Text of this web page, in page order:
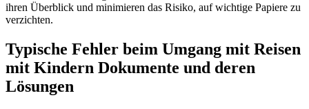
ihren Überblick und minimieren das Risiko, auf wichtige Papiere zu
verzichten.
Typische Fehler beim Umgang mit Reisen
mit Kindern Dokumente und deren
Lösungen